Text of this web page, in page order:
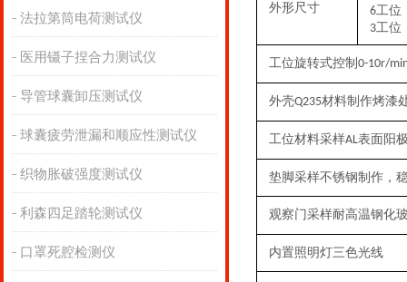
法拉第筒电荷测试仪
医用镊子捏合力测试仪
导管球囊卸压测试仪
球囊疲劳泄漏和顺应性测试仪
织物胀破强度测试仪
利森四足踏轮测试仪
口罩死腔检测仪
外形尺寸
6工位
3工位
工位旋转式控制 0-10r/
外壳Q235材料制作烤漆
工位材料采样AL表面阳
垫脚采样不锈钢制作，
观察门采样耐高温钢化
内置照明灯三色光线